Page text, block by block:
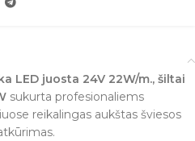
LED juosta 24V 22W/m., šiltai
sukurta profesionaliems
reikalingas aukštas šviesos